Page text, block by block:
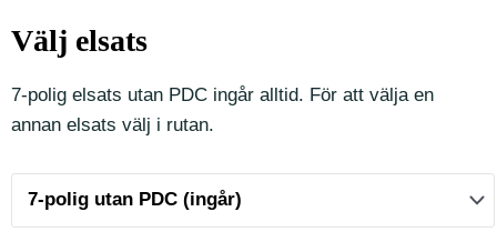
Välj elsats
7-polig elsats utan PDC ingår alltid. För att välja en
annan elsats välj i rutan.